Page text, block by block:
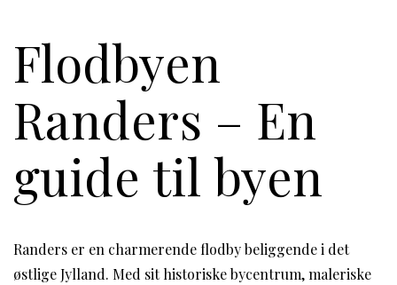
Flodbyen
Randers – En
guide til byen
Randers er en charmerende flodby beliggende i det
østlige Jylland. Med sit historiske bycentrum, maleriske